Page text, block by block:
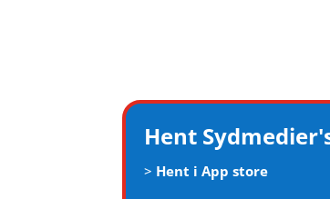
Hent
> Hent i App store